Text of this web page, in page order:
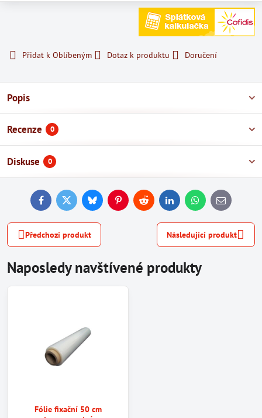
Přidat k Oblíbeným Dotaz k produktu Doručení
Popis
Recenze 0
Diskuse 0
FacebookTwitterBlueskyPinterestReddit LinkedInWhatsApp
E-
mail
Předchozí produkt Následující produkt
Naposledy navštívené produkty
Fólie fixační 50 cm